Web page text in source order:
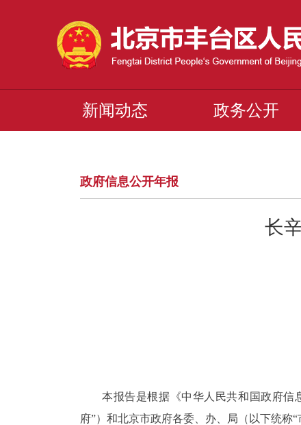
新闻动态 政务公开
政府信息公开年报
长
本报告是根据《中华人民共和国政府信
府”）和北京市政府各委、办、局（以下统称